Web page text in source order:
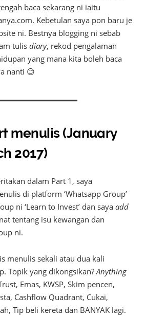
baca sekarang ni iaitu
Kebetulan saya pon baru je
ni. Bestnya blogging ni sebab
tulis diary, rekod pengalaman
yang mana kita boleh baca
nanti 😊
menulis (January
2017)
dalam Part 1, saya
di platform ‘Whatsapp Group’
ni ‘Learn to Invest’ dan saya add
tentang isu kewangan dan
ni.
menulis sekali atau dua kali
Topik yang dikongsikan?Anything
Emas, KWSP, Skim pencen,
Cashflow Quadrant, Cukai,
Tip beli kereta dan BANYAK lagi.